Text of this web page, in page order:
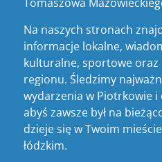
Na naszych stronach
informacje lokalne,
kulturalne, sportowe oraz
regionu. Śledzimy
wydarzenia w Piotrkowie i
abyś zawsze był na
dzieje się w Twoim
łódzkim.